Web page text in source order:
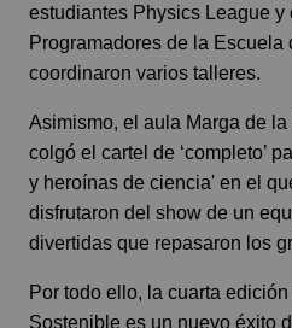
estudiantes Physics League
Programadores de la Escuela
coordinaron varios talleres.
Asimismo, el aula Marga de
colgó el cartel de ‘completo’
y heroínas de ciencia' en el
disfrutaron del show de un
divertidas que repasaron los
Por todo ello, la cuarta
Sostenible es un nuevo éxito